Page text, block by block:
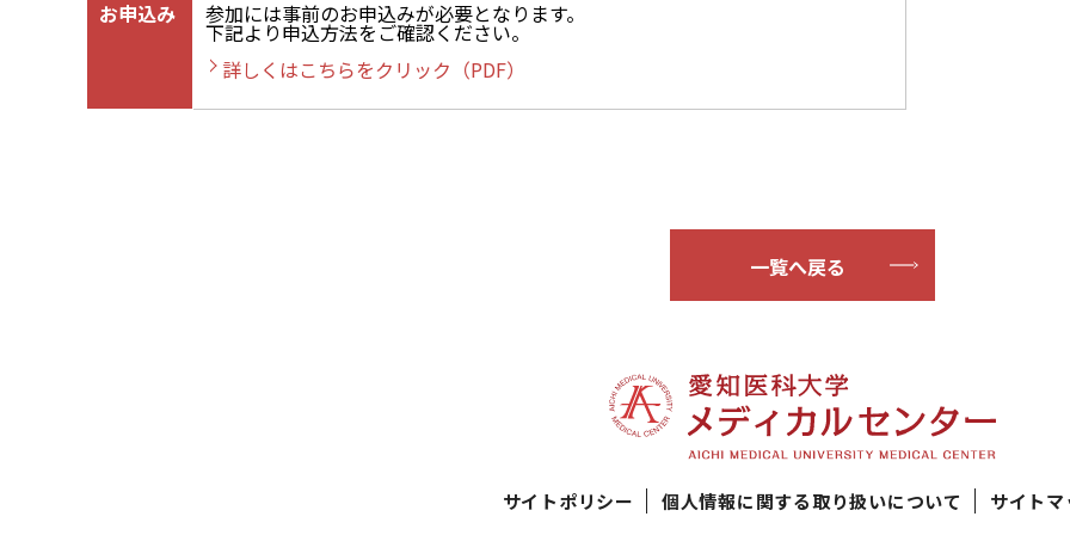
お申込み 参加には事前のお申込みが必要となります。
下記より申込方法をご確認ください。
詳しくはこちらをクリック（PDF）
一覧へ戻る
サイトポリシー 個人情報に関する取り扱いについて サイト